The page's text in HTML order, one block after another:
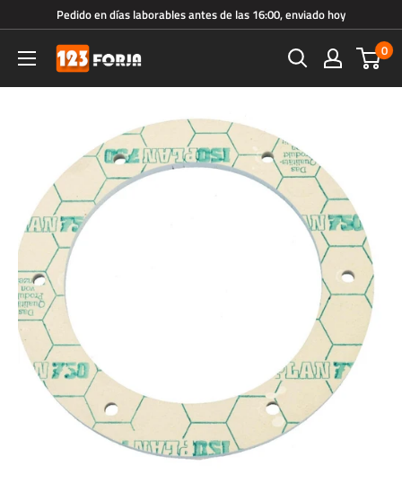
directamente
contenido
Pedido en días laborables antes de las 16:00, enviado hoy
123forja.es 0